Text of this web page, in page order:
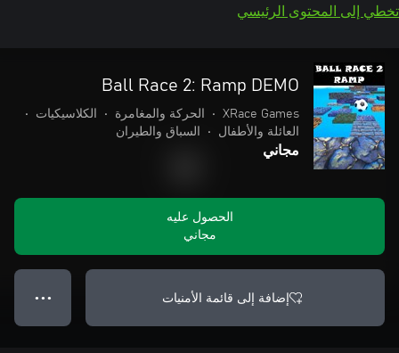
تخطي إلى المحتوى الرئيسي
Ball Race 2: Ramp DEMO
XRace Games
• الحركة والمغامرة • الكلاسيكيات
•
العائلة والأطفال
• السباق والطيران
مجاني
الحصول عليه
مجاني
إضافة إلى قائمة الأمنيات ● ● ●